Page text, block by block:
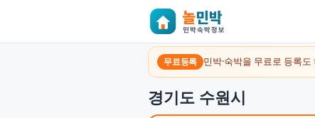
무료등록 민박·숙박을 무료로 등록
경기도 수원시